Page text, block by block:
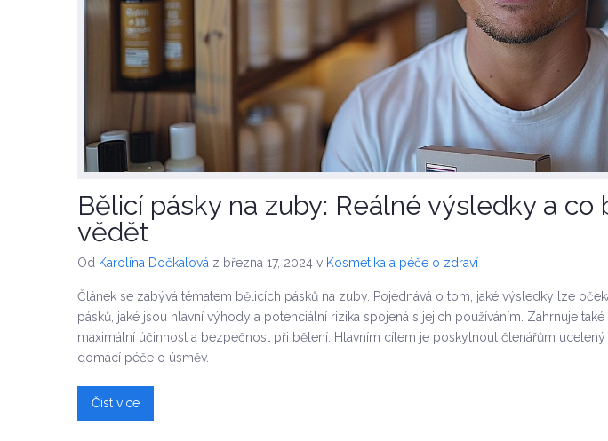
Bělicí pásky na zuby: Reálné výsledky a co
vědět
Od Karolína Dočkalová z března 17, 2024 v Kosmetika a péče o zdraví
Článek se zabývá tématem bělicích pásků na zuby. Pojednává o tom, jaké výsledky lze
pásků, jaké jsou hlavní výhody a potenciální rizika spojená s jejich používáním. Zahrnuje
maximální účinnost a bezpečnost při bělení. Hlavním cílem je poskytnout čtenářům
domácí péče o úsměv.
Číst více